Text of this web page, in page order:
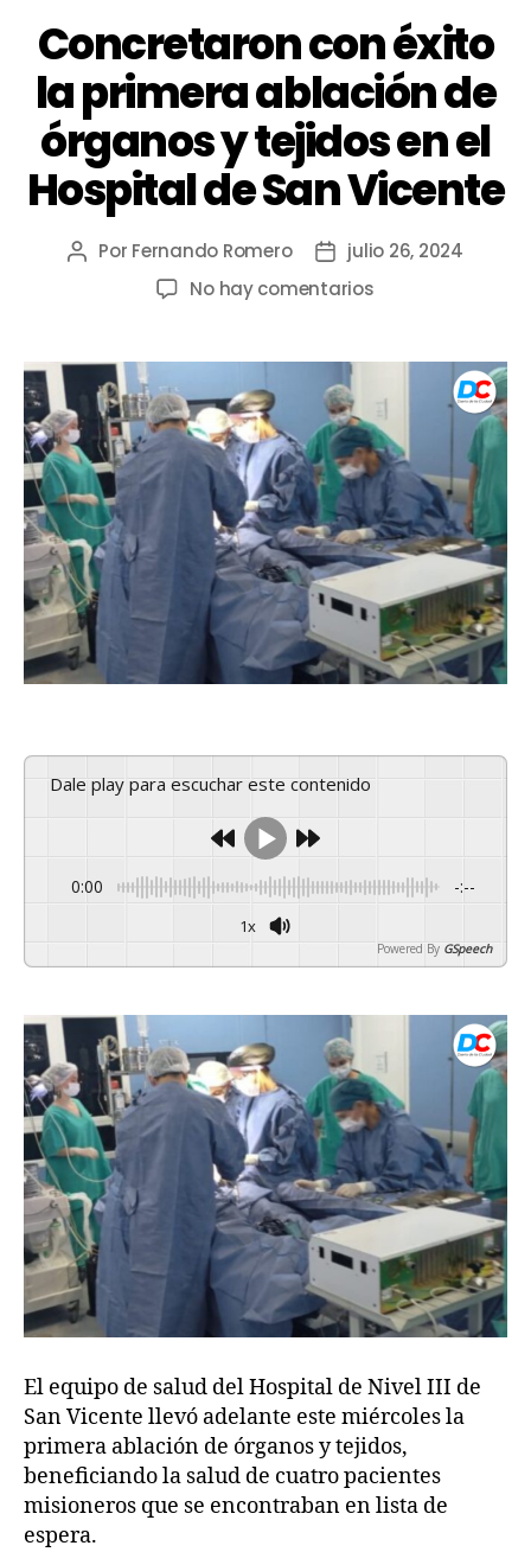
Concretaron con éxito
la primera ablación de
órganos y tejidos en el
Hospital de San Vicente
Por Fernando Romero
julio 26, 2024
No hay comentarios
Dale play para escuchar este contenido
0:00 -:--
1x
Powered By GSpeech
El equipo de salud del Hospital de Nivel III de
San Vicente llevó adelante este miércoles la
primera ablación de órganos y tejidos,
beneficiando la salud de cuatro pacientes
misioneros que se encontraban en lista de
espera.